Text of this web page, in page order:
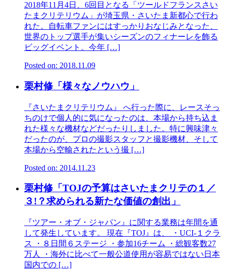
2018年11月4日、6回目となる「ツールドフランスさい
たまクリテリウム」が埼玉県・さいたま新都心で行わ
れた。自転車ファンにはすっかりおなじみとなった、
世界のトップ選手が集いシーズンのフィナーレを飾る
ビッグイベント。今年 […]
Posted on: 2018.11.09
栗村修「様々なノウハウ」
『さいたまクリテリウム』 へ行った際に、レースそっ
ちのけで個人的に気になったのは、本場から持ち込ま
れた様々な機材などだったりしました。特に興味津々
だったのが、プロの撮影スタッフと撮影機材、そして
本場から空輸されたという撮 […]
Posted on: 2014.11.23
栗村修「TOJの予算はさいたまクリテの１／
３!？求められる新たな価値の創出」
『ツアー・オブ・ジャパン』に関する業務は年間を通
して発生しています。 現在『TOJ』は、 ・UCI-１クラ
ス ・８日間６ステージ ・参加16チーム ・総観客数27
万人 ・海外に比べて一般公道使用が容易ではない日本
国内での […]